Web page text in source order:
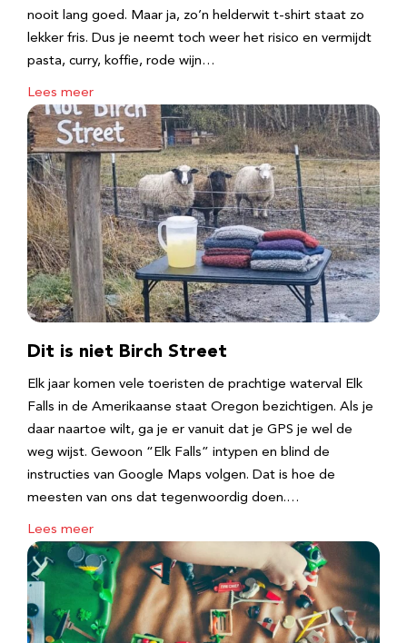
nooit lang goed. Maar ja, zo’n helderwit t-shirt staat zo
lekker fris. Dus je neemt toch weer het risico en vermijdt
pasta, curry, koffie, rode wijn…
Lees meer
Dit is niet Birch Street
Elk jaar komen vele toeristen de prachtige waterval Elk
Falls in de Amerikaanse staat Oregon bezichtigen. Als je
daar naartoe wilt, ga je er vanuit dat je GPS je wel de
weg wijst. Gewoon “Elk Falls” intypen en blind de
instructies van Google Maps volgen. Dat is hoe de
meesten van ons dat tegenwoordig doen.…
Lees meer